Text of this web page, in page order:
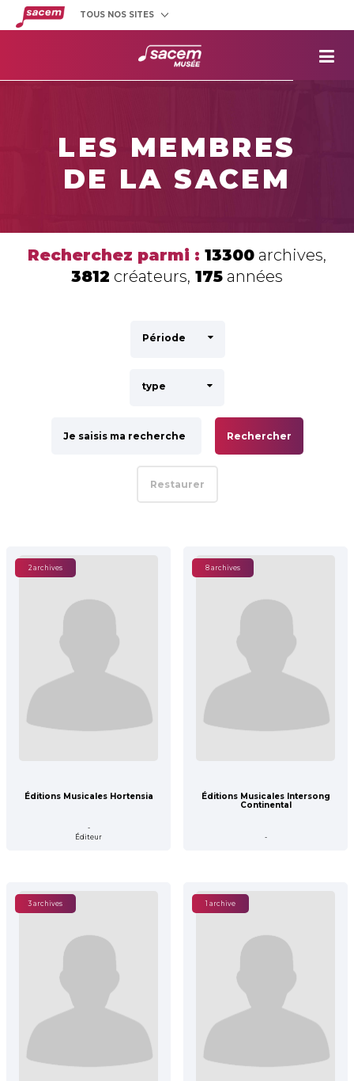
TOUS NOS SITES
des œuvres
LES MEMBRES
DE LA SACEM
Recherchez parmi : 13300 archives,
3812 créateurs, 175 années
Période
type
Rechercher
Restaurer
2 archives
Éditions Musicales Hortensia
-
Éditeur
8 archives
Éditions Musicales Intersong
Continental
-
3 archives 1 archive